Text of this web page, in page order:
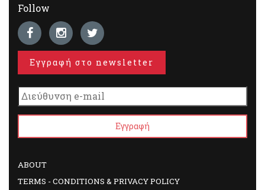
Follow
Εγγραφή στο newsletter
ABOUT
TERMS - CONDITIONS & PRIVACY POLICY